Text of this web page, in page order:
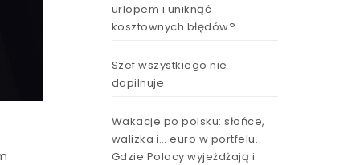
urlopem i uniknąć
kosztownych błędów?
Szef wszystkiego nie
dopilnuje
Wakacje po polsku: słońce,
walizka i… euro w portfelu.
Gdzie Polacy wyjeżdżają i